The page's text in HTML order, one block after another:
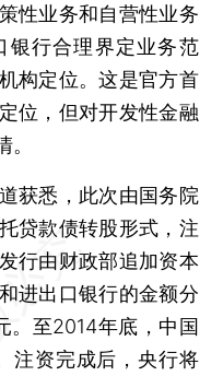
性业务和自营性业务
银行合理界定业务范
构定位。这是官方首
位，但对开发性金融
悉，此次由国务院
贷款债转股形式，注
行由财政部追加资本
进出口银行的金额分
。至2014年底，中国
注资完成后，央行将